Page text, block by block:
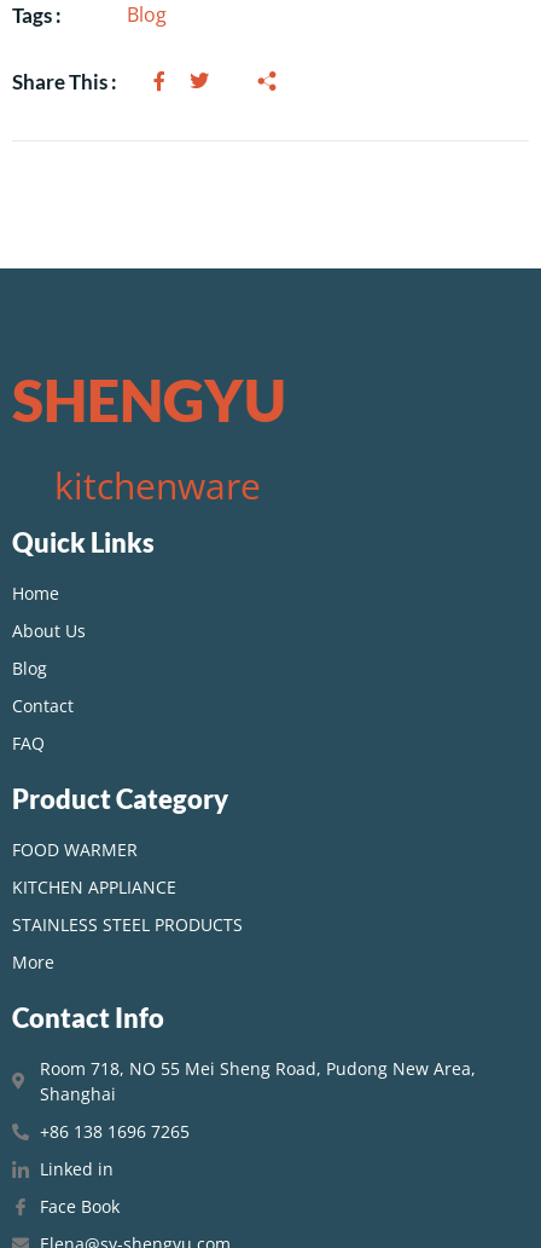
Tags : Blog
Share This :
SHENGYU
kitchenware
Quick Links
Home
About Us
Blog
Contact
FAQ
Product Category
FOOD WARMER
KITCHEN APPLIANCE
STAINLESS STEEL PRODUCTS
More
Contact Info
Room 718, NO 55 Mei Sheng Road, Pudong New Area,
Shanghai
+86 138 1696 7265
Linked in
Face Book